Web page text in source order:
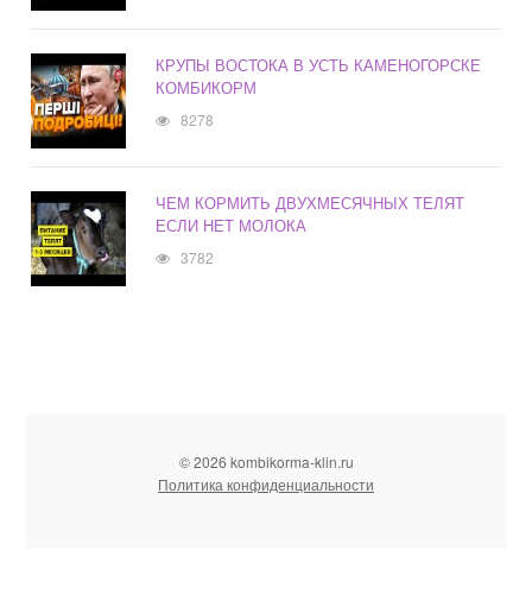
КРУПЫ ВОСТОКА В УСТЬ КАМЕНОГОРСКЕ
КОМБИКОРМ
8278
ЧЕМ КОРМИТЬ ДВУХМЕСЯЧНЫХ ТЕЛЯТ
ЕСЛИ НЕТ МОЛОКА
3782
© 2026 kombikorma-klin.ru
Политика конфиденциальности